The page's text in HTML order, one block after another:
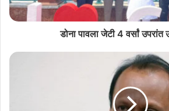
डोना पावला जेटी 4 वर्सां